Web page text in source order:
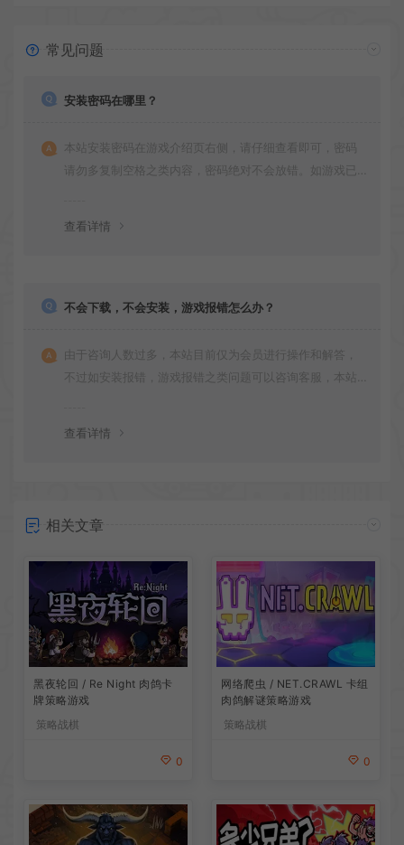
常见问题
安装密码在哪里？
本站安装密码在游戏介绍页右侧，请仔细查看即可，密码
请勿多复制空格之类内容，密码绝对不会放错。如游戏已
查看详情
不会下载，不会安装，游戏报错怎么办？
由于咨询人数过多，本站目前仅为会员进行操作和解答，
不过如安装报错，游戏报错之类问题可以咨询客服，本站
查看详情
相关文章
黑夜轮回 / Re Night 肉鸽卡
牌策略游戏
策略战棋
0
网络爬虫 / NET.CRAWL 卡组
肉鸽解谜策略游戏
策略战棋
0